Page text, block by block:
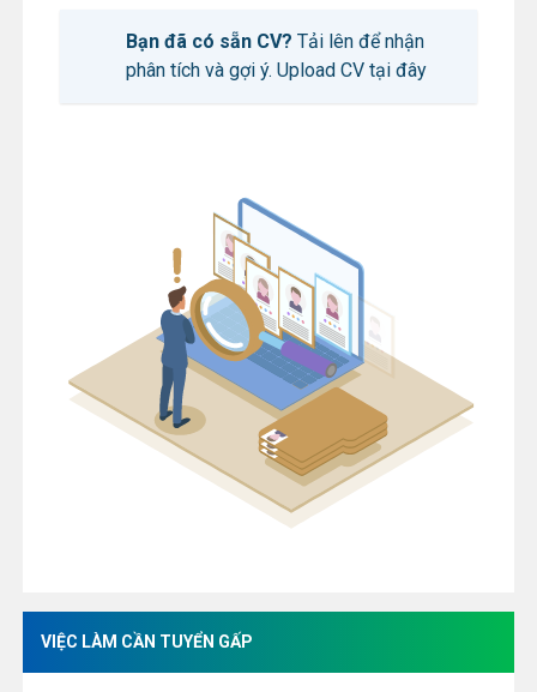
Bạn đã có sẵn CV? Tải lên để nhận
phân tích và gợi ý. Upload CV tại đây
VIỆC LÀM CẦN TUYỂN GẤP